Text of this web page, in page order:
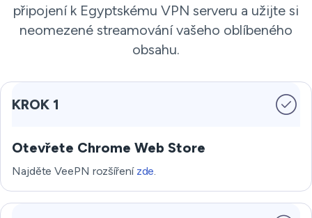
připojení k Egyptskému VPN serveru a užijte si
neomezené streamování vašeho oblíbeného
obsahu.
KROK 1
Otevřete Chrome Web Store
Najděte VeePN rozšíření zde.